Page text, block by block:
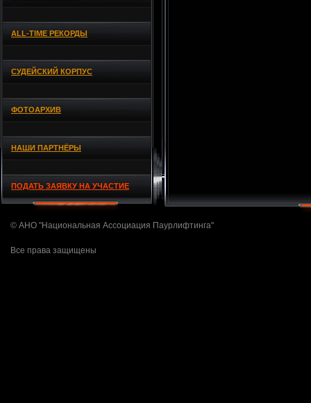
ALL-TIME РЕКОРДЫ
СУДЕЙСКИЙ КОРПУС
ФОТОАРХИВ
НАШИ ПАРТНЁРЫ
ПОДАТЬ ЗАЯВКУ НА УЧАСТИЕ
© АНО "Национальная Ассоциация Паурлифтинга"
Все права защищены